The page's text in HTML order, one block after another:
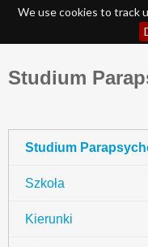
We use cookies to track
Studium
Studium
Szkoła
Kierunki